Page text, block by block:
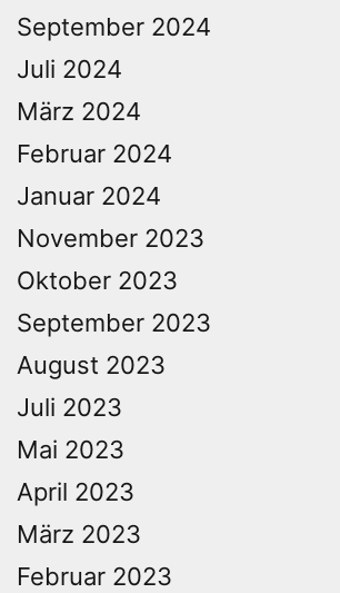
September 2024
Juli 2024
März 2024
Februar 2024
Januar 2024
November 2023
Oktober 2023
September 2023
August 2023
Juli 2023
Mai 2023
April 2023
März 2023
Februar 2023